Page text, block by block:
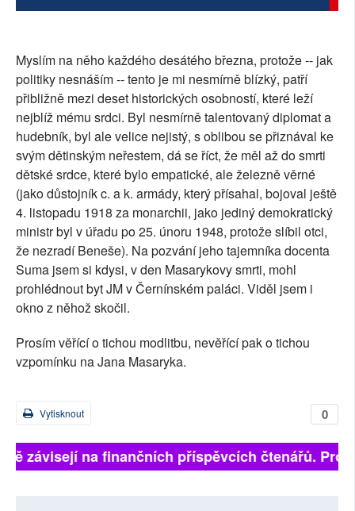
RUBRIKY
PLNÁ VERZE STRÁNEK
Myslím na něho každého desátého března, protože -- jak
politiky nesnáším -- tento je mi nesmírně blízký, patří
přibližně mezi deset historických osobností, které leží
nejblíž mému srdci. Byl nesmírně talentovaný diplomat a
hudebník, byl ale velice nejistý, s oblibou se přiznával ke
svým dětinským neřestem, dá se říct, že měl až do smrti
dětské srdce, které bylo empatické, ale železně věrné
(jako důstojník c. a k. armády, který přísahal, bojoval ještě
4. listopadu 1918 za monarchii, jako jediný demokratický
ministr byl v úřadu po 25. únoru 1948, protože slíbil otci,
že nezradí Beneše). Na pozvání jeho tajemníka docenta
Suma jsem si kdysi, v den Masarykovy smrti, mohl
prohlédnout byt JM v Černínském paláci. Viděl jsem i
okno z něhož skočil.
Prosím věřící o tichou modlitbu, nevěřící pak o tichou
vzpomínku na Jana Masaryka.
0
Vytisknout
závisejí na finančních příspěvcích čtenářů.